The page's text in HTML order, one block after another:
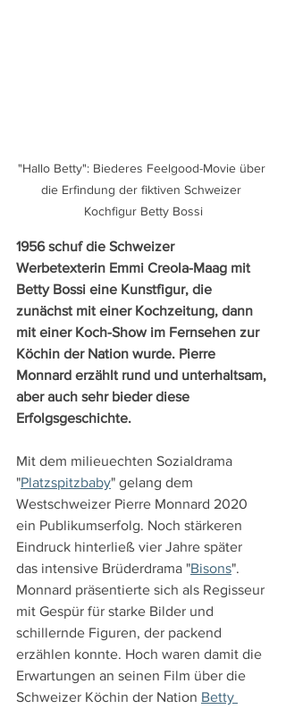
"Hallo Betty": Biederes Feelgood-Movie über
die Erfindung der fiktiven Schweizer
Kochfigur Betty Bossi
1956 schuf die Schweizer
Werbetexterin Emmi Creola-Maag mit
Betty Bossi eine Kunstfigur, die
zunächst mit einer Kochzeitung, dann
mit einer Koch-Show im Fernsehen zur
Köchin der Nation wurde. Pierre
Monnard erzählt rund und unterhaltsam,
aber auch sehr bieder diese
Erfolgsgeschichte.
Mit dem milieuechten Sozialdrama
"Platzspitzbaby" gelang dem
Westschweizer Pierre Monnard 2020
ein Publikumserfolg. Noch stärkeren
Eindruck hinterließ vier Jahre später
das intensive Brüderdrama "Bisons".
Monnard präsentierte sich als Regisseur
mit Gespür für starke Bilder und
schillernde Figuren, der packend
erzählen konnte. Hoch waren damit die
Erwartungen an seinen Film über die
Schweizer Köchin der Nation Betty